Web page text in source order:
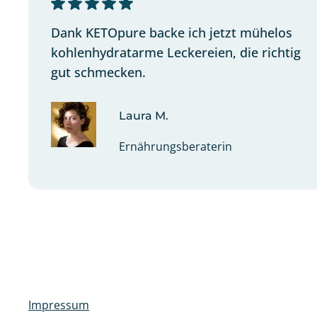
Dank KETOpure backe ich jetzt mühelos
kohlenhydratarme Leckereien, die richtig
gut schmecken.
Laura M.
Ernährungsberaterin
Impressum